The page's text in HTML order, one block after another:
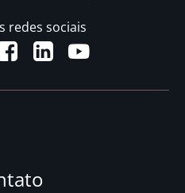
redes sociais